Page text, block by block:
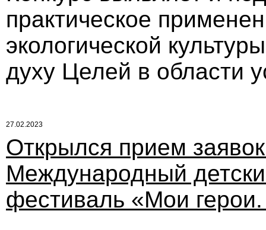
практическое
экологической
духу Целей в области
27.02.2023
Открылся прием
Международный
фестиваль «Мои